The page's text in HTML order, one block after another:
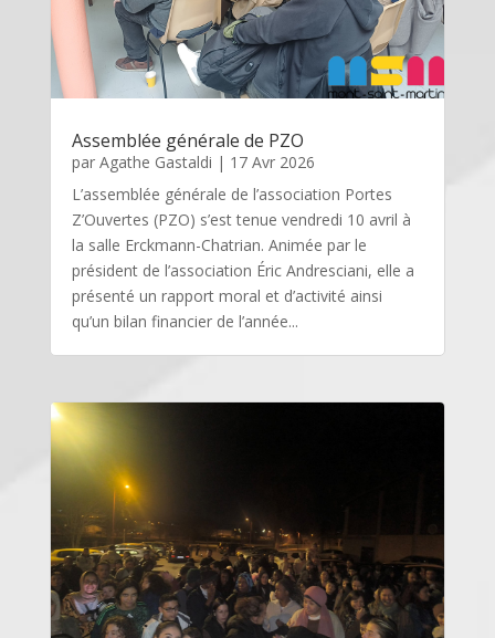
Assemblée générale de PZO
par Agathe Gastaldi | 17 Avr 2026
L’assemblée générale de l’association Portes
Z’Ouvertes (PZO) s’est tenue vendredi 10 avril à
la salle Erckmann-Chatrian. Animée par le
président de l’association Éric Andresciani, elle a
présenté un rapport moral et d’activité ainsi
qu’un bilan financier de l’année...